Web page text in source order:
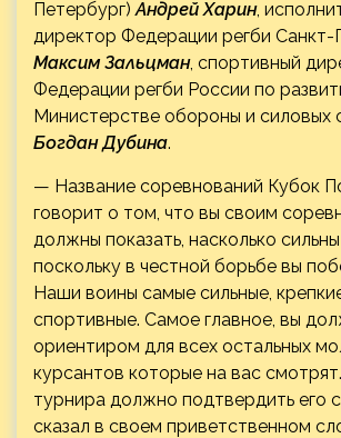
Петербург) Андрей Харин,
директор Федерации регби Санкт-
Максим Зальцман, спортивный
Федерации регби России по
Министерстве обороны и силовых
Богдан Дубина.
— Название соревнований Кубок
говорит о том, что вы своим
должны показать, насколько
поскольку в честной борьбе вы
Наши воины самые сильные,
спортивные. Самое главное, вы
ориентиром для всех остальных
курсантов которые на вас
турнира должно подтвердить его
сказал в своем приветственном